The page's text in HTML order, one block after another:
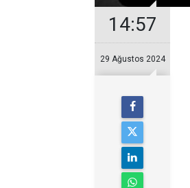
14:57
29 Ağustos 2024